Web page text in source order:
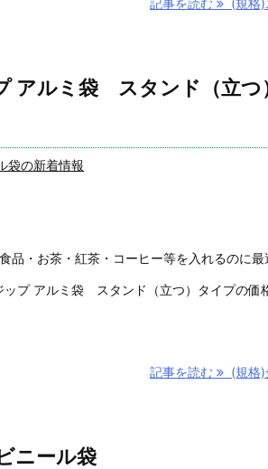
記事を読む (規格
アルミ袋 スタンド（立つ
袋の新着情報
品・お茶・紅茶・コーヒー等を入れるのに最
ップ アルミ袋 スタンド（立つ）タイプの価
記事を読む (規格
ニール袋